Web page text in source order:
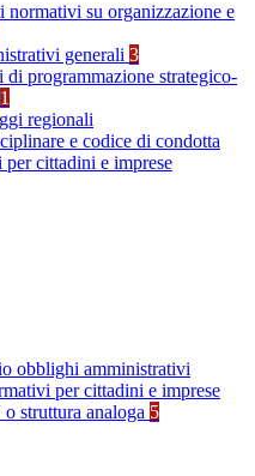
normativi su organizzazione e
generali 3
di programmazione strategico-
1
regionali
e codice di condotta
cittadini e imprese
obblighi amministrativi
per cittadini e imprese
struttura analoga 5